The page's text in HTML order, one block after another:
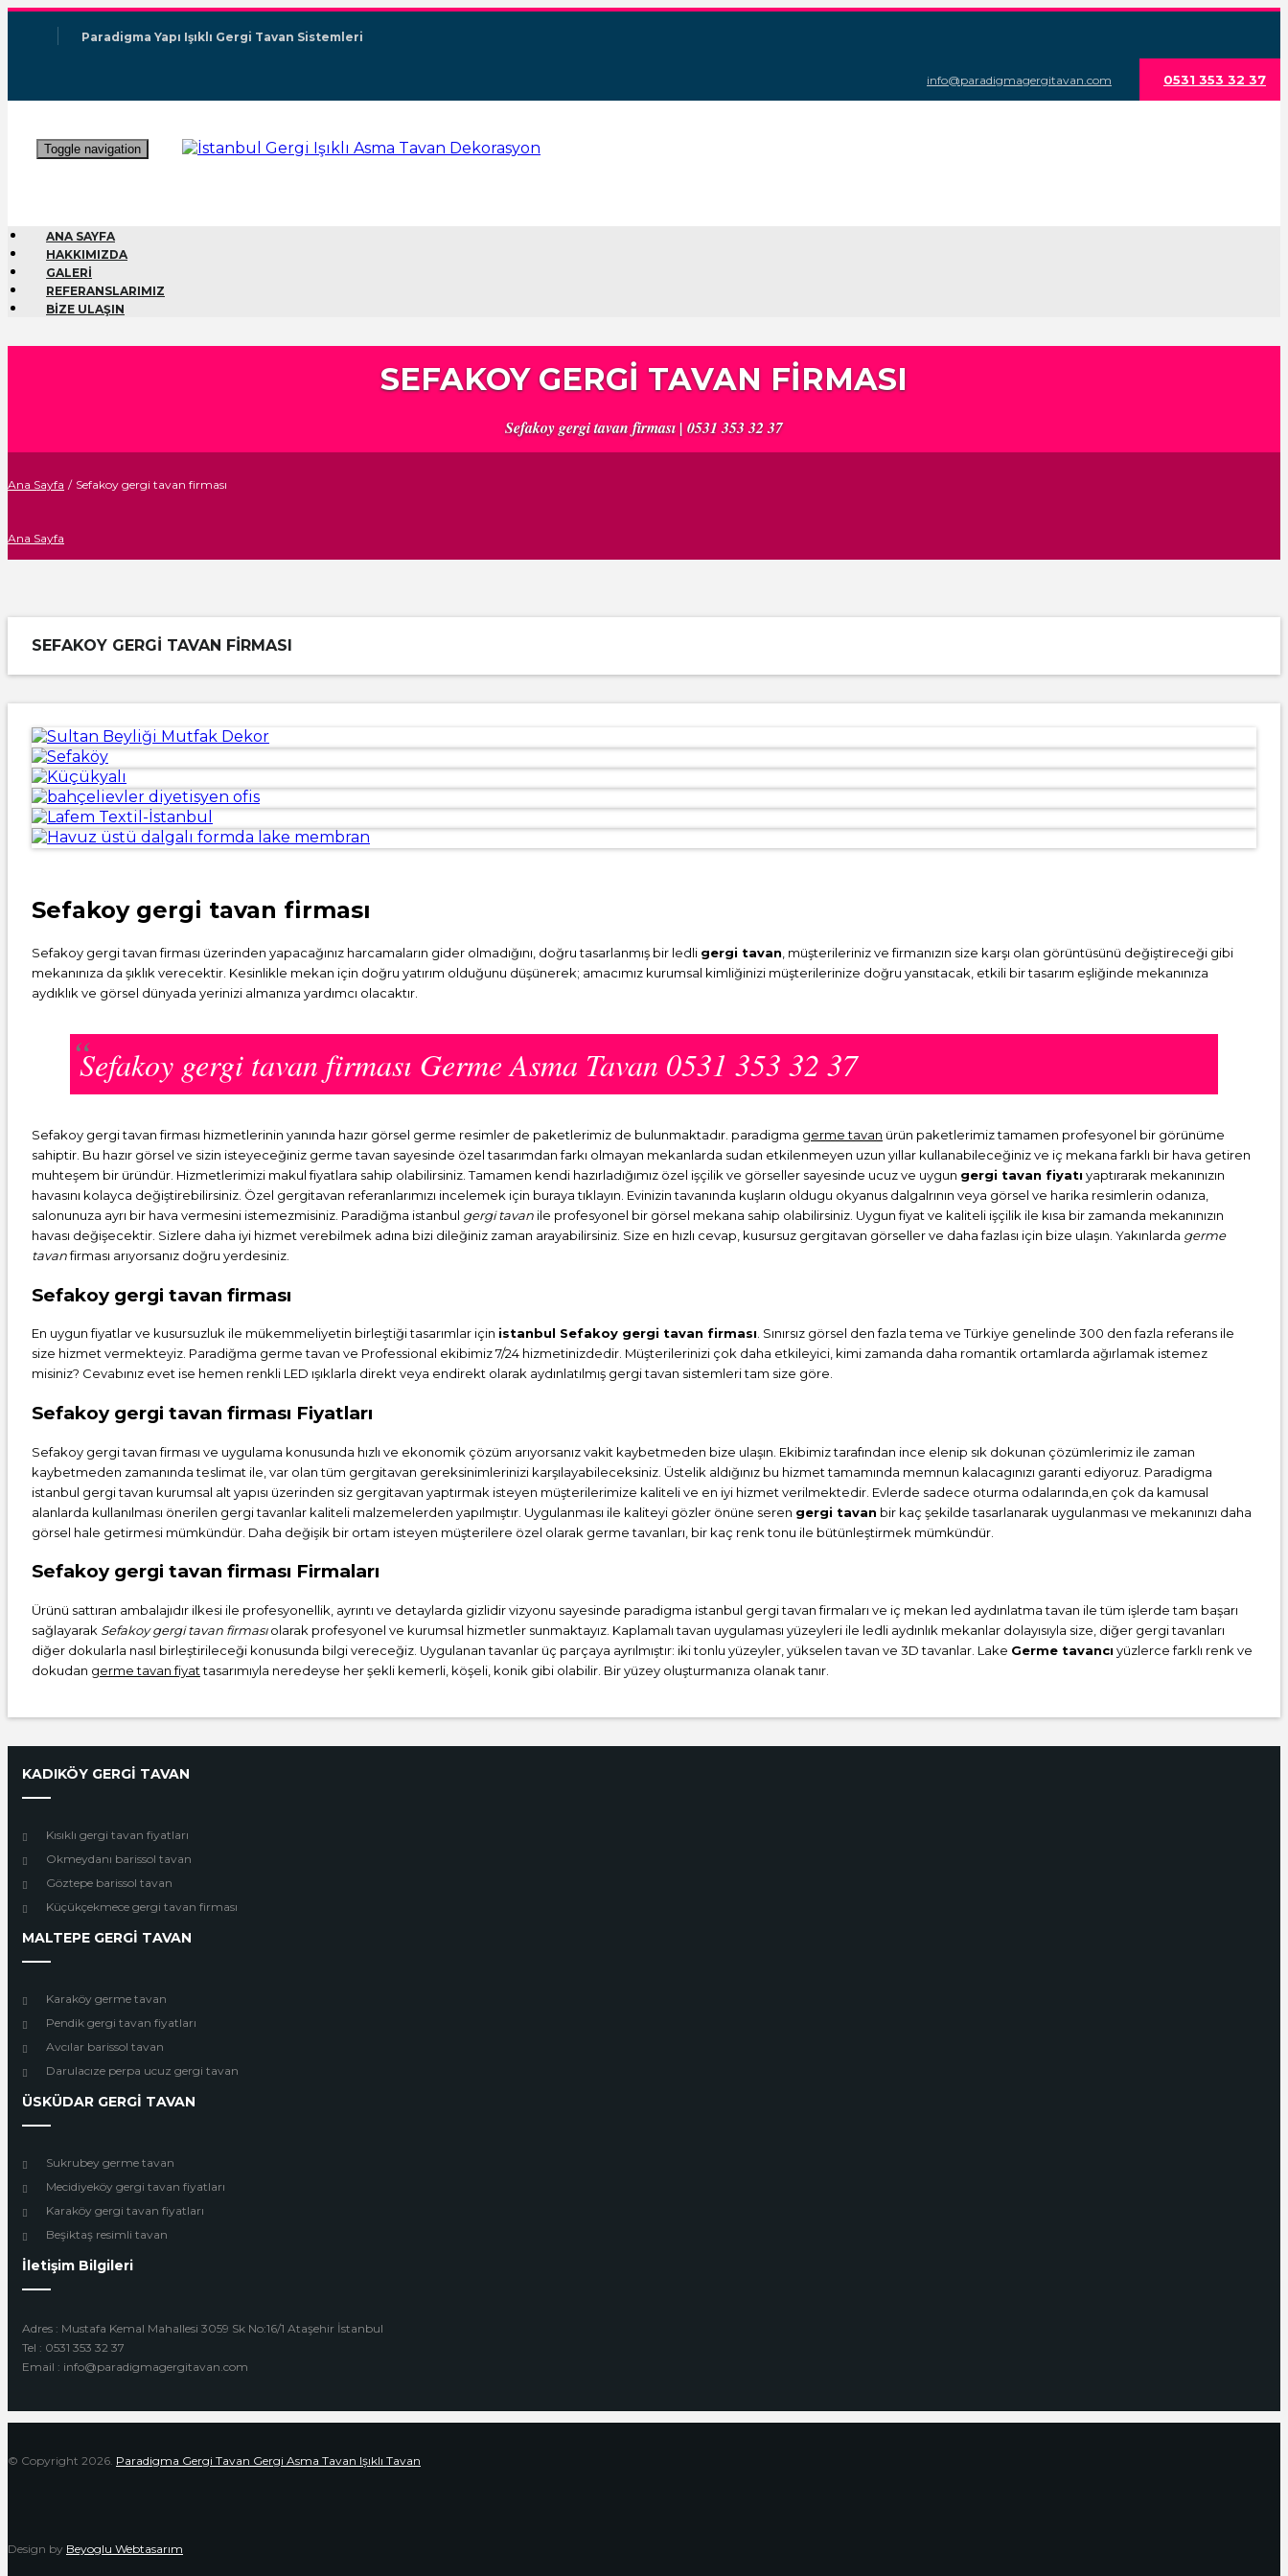
Paradigma Yapı Işıklı Gergi Tavan Sistemleri
info@paradigmagergitavan.com 0531 353 32 37
Toggle navigation
ANA SAYFA
HAKKIMIZDA
GALERİ
REFERANSLARIMIZ
BİZE ULAŞIN
SEFAKOY GERGI TAVAN FIRMASI
Sefakoy gergi tavan firması | 0531 353 32 37
Ana Sayfa / Sefakoy gergi tavan firması
Ana Sayfa
SEFAKOY GERGI TAVAN FIRMASI
Sefakoy gergi tavan firması
Sefakoy gergi tavan firması üzerinden yapacağınız harcamaların gider olmadığını, doğru tasarlanmış bir ledli gergi tavan , müşterileriniz ve firmanızın size karşı olan görüntüsünü değiştireceği gibi
mekanınıza da şıklık verecektir. Kesinlikle mekan için doğru yatırım olduğunu düşünerek; amacımız kurumsal kimliğinizi müşterilerinize doğru yansıtacak, etkili bir tasarım eşliğinde mekanınıza
aydıklık ve görsel dünyada yerinizi almanıza yardımcı olacaktır.
Sefakoy gergi tavan firması Germe Asma Tavan 0531 353 32 37
Sefakoy gergi tavan firması hizmetlerinin yanında hazır görsel germe resimler de paketlerimiz de bulunmaktadır. paradigma germe tavan ürün paketlerimiz tamamen profesyonel bir görünüme
sahiptir. Bu hazır görsel ve sizin isteyeceğiniz germe tavan sayesinde özel tasarımdan farkı olmayan mekanlarda sudan etkilenmeyen uzun yıllar kullanabileceğiniz ve iç mekana farklı bir hava getiren
muhteşem bir üründür. Hizmetlerimizi makul fiyatlara sahip olabilirsiniz. Tamamen kendi hazırladığımız özel işçilik ve görseller sayesinde ucuz ve uygun gergi tavan fiyatı yaptırarak mekanınızın
havasını kolayca değiştirebilirsiniz. Özel gergitavan referanlarımızı incelemek için buraya tıklayın. Evinizin tavanında kuşların oldugu okyanus dalgalrının veya görsel ve harika resimlerin odanıza,
salonunuza ayrı bir hava vermesini istemezmisiniz. Paradiğma istanbul gergi tavan ile profesyonel bir görsel mekana sahip olabilirsiniz. Uygun fiyat ve kaliteli işçilik ile kısa bir zamanda mekanınızın
havası değişecektir. Sizlere daha iyi hizmet verebilmek adına bizi dileğiniz zaman arayabilirsiniz. Size en hızlı cevap, kusursuz gergitavan görseller ve daha fazlası için bize ulaşın. Yakınlarda germe
tavanfirması arıyorsanız doğru yerdesiniz.
Sefakoy gergi tavan firması
En uygun fiyatlar ve kusursuzluk ile mükemmeliyetin birleştiği tasarımlar için istanbul Sefakoy gergi tavan firması. Sınırsız görsel den fazla tema ve Türkiye genelinde 300 den fazla referans ile
size hizmet vermekteyiz. Paradiğma germe tavan ve Professional ekibimiz 7/24 hizmetinizdedir. Müşterilerinizi çok daha etkileyici, kimi zamanda daha romantik ortamlarda ağırlamak istemez
misiniz? Cevabınız evet ise hemen renkli LED ışıklarla direkt veya endirekt olarak aydınlatılmış gergi tavan sistemleri tam size göre.
Sefakoy gergi tavan firması Fiyatları
Sefakoy gergi tavan firması ve uygulama konusunda hızlı ve ekonomik çözüm arıyorsanız vakit kaybetmeden bize ulaşın. Ekibimiz tarafından ince elenip sık dokunan çözümlerimiz ile zaman
kaybetmeden zamanında teslimat ile, var olan tüm gergitavan gereksinimlerinizi karşılayabileceksiniz. Üstelik aldığınız bu hizmet tamamında memnun kalacagınızı garanti ediyoruz. Paradigma
istanbul gergi tavan kurumsal alt yapısı üzerinden siz gergitavan yaptırmak isteyen müşterilerimize kaliteli ve en iyi hizmet verilmektedir. Evlerde sadece oturma odalarında,en çok da kamusal
alanlarda kullanılması önerilen gergi tavanlar kaliteli malzemelerden yapılmıştır. Uygulanması ile kaliteyi gözler önüne seren gergi tavan bir kaç şekilde tasarlanarak uygulanması ve mekanınızı daha
görsel hale getirmesi mümkündür. Daha değişik bir ortam isteyen müşterilere özel olarak germe tavanları, bir kaç renk tonu ile bütünleştirmek mümkündür.
Sefakoy gergi tavan firması Firmaları
Ürünü sattıran ambalajıdır ilkesi ile profesyonellik, ayrıntı ve detaylarda gizlidir vizyonu sayesinde paradigma istanbul gergi tavan firmaları ve iç mekan led aydınlatma tavan ile tüm işlerde tam başarı
sağlayarak Sefakoy gergi tavan firmasıolarak profesyonel ve kurumsal hizmetler sunmaktayız. Kaplamalı tavan uygulaması yüzeyleri ile ledli aydınlık mekanlar dolayısıyla size, diğer gergi tavanları
diğer dokularla nasıl birleştirileceği konusunda bilgi vereceğiz. Uygulanan tavanlar üç parçaya ayrılmıştır: iki tonlu yüzeyler, yükselen tavan ve 3D tavanlar. Lake Germe tavancı yüzlerce farklı renk ve
dokudan germe tavan fiyattasarımıyla neredeyse her şekli kemerli, köşeli, konik gibi olabilir. Bir yüzey oluşturmanıza olanak tanır.
KADIKÖY GERGİ TAVAN
Kısıklı gergi tavan fiyatları
Okmeydanı barissol tavan
Göztepe barissol tavan
Küçükçekmece gergi tavan firması
MALTEPE GERGİ TAVAN
Karaköy germe tavan
Pendik gergi tavan fiyatları
Avcılar barissol tavan
Darulacıze perpa ucuz gergi tavan
ÜSKÜDAR GERGİ TAVAN
Sukrubey germe tavan
Mecidiyeköy gergi tavan fiyatları
Karaköy gergi tavan fiyatları
Beşiktaş resimli tavan
İletişim Bilgileri
Adres : Mustafa Kemal Mahallesi 3059 Sk No:16/1 Ataşehir İstanbul
Tel : 0531 353 32 37
Email : info@paradigmagergitavan.com
© Copyright 2026. Paradigma Gergi Tavan Gergi Asma Tavan Işıklı Tavan
Design by Beyoglu Webtasarım